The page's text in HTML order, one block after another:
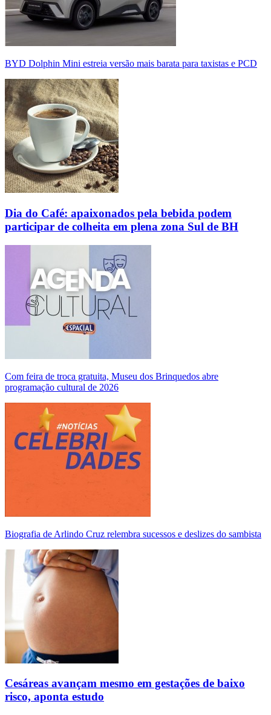
BYD Dolphin Mini estreia versão mais barata para taxistas e PCD
Dia do Café: apaixonados pela bebida podem
participar de colheita em plena zona Sul de BH
Com feira de troca gratuita, Museu dos Brinquedos abre
programação cultural de 2026
Biografia de Arlindo Cruz relembra sucessos e deslizes do sambista
Cesáreas avançam mesmo em gestações de baixo
risco, aponta estudo